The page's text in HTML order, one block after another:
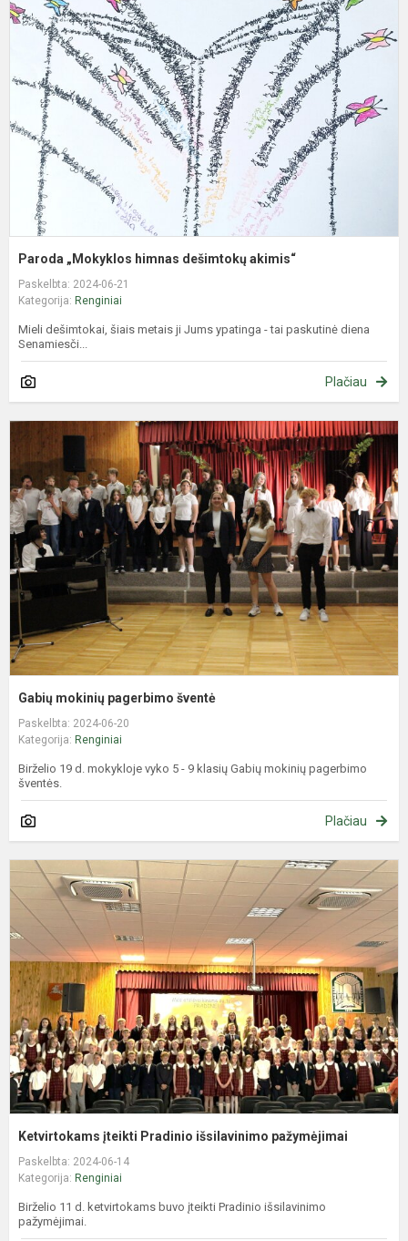
Paroda „Mokyklos himnas dešimtokų akimis“
Paskelbta: 2024-06-21
Kategorija: Renginiai
Mieli dešimtokai, šiais metais ji Jums ypatinga - tai paskutinė diena
Senamiesči...
Plačiau
Gabių mokinių pagerbimo šventė
Paskelbta: 2024-06-20
Kategorija: Renginiai
Birželio 19 d. mokykloje vyko 5 - 9 klasių Gabių mokinių pagerbimo
šventės.
Plačiau
Ketvirtokams įteikti Pradinio išsilavinimo pažymėjimai
Paskelbta: 2024-06-14
Kategorija: Renginiai
Birželio 11 d. ketvirtokams buvo įteikti Pradinio išsilavinimo
pažymėjimai.